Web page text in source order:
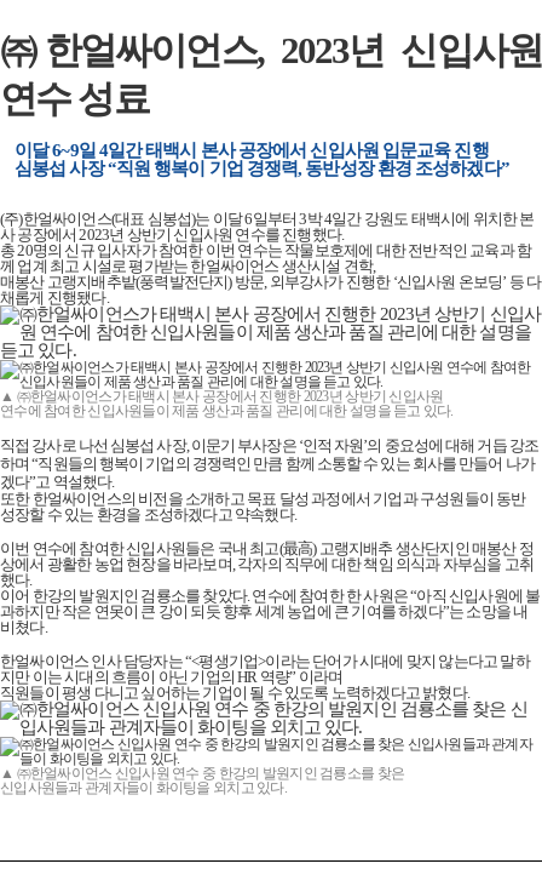
㈜ 한얼싸이언스, 2023년 신입사원
연수 성료
이달 6~9일 4일간 태백시 본사 공장에서 신입사원 입문교육 진행
심봉섭 사장 “직원 행복이 기업 경쟁력, 동반성장 환경 조성하겠다”
(주)한얼싸이언스(대표 심봉섭)는 이달 6일부터 3박 4일간 강원도 태백시에 위치한 본
사 공장에서 2023년 상반기 신입사원 연수를 진행했다.
총 20명의 신규 입사자가 참여한 이번 연수는 작물보호제에 대한 전반적인 교육과 함
께 업계 최고 시설로 평가받는 한얼싸이언스 생산시설 견학,
매봉산 고랭지배추밭(풍력발전단지) 방문, 외부강사가 진행한 ‘신입사원 온보딩’ 등 다
채롭게 진행됐다.
▲ ㈜한얼싸이언스가 태백시 본사 공장에서 진행한 2023년 상반기 신입사원
연수에 참여한 신입사원들이 제품 생산과 품질 관리에 대한 설명을 듣고 있다.
직접 강사로 나선 심봉섭 사장, 이문기 부사장은 ‘인적 자원’의 중요성에 대해 거듭 강조
하며 “직원들의 행복이 기업의 경쟁력인 만큼 함께 소통할 수 있는 회사를 만들어 나가
겠다”고 역설했다.
또한 한얼싸이언스의 비전을 소개하고 목표 달성 과정에서 기업과 구성원들이 동반
성장할 수 있는 환경을 조성하겠다고 약속했다.
이번 연수에 참여한 신입사원들은 국내 최고(最高) 고랭지배추 생산단지인 매봉산 정
상에서 광활한 농업 현장을 바라보며, 각자의 직무에 대한 책임 의식과 자부심을 고취
했다.
이어 한강의 발원지인 검룡소를 찾았다.연수에 참여한 한 사원은 “아직 신입사원에 불
과하지만 작은 연못이 큰 강이 되듯 향후 세계 농업에 큰 기여를 하겠다”는 소망을 내
비쳤다.
한얼싸이언스 인사 담당자는 “<평생기업>이라는 단어가 시대에 맞지 않는다고 말하
지만 이는 시대의 흐름이 아닌 기업의 HR 역량” 이라며
직원들이 평생 다니고 싶어하는 기업이 될 수 있도록 노력하겠다고 밝혔다.
▲ ㈜한얼싸이언스 신입사원 연수 중 한강의 발원지인 검룡소를 찾은
신입사원들과 관계자들이 화이팅을 외치고 있다.